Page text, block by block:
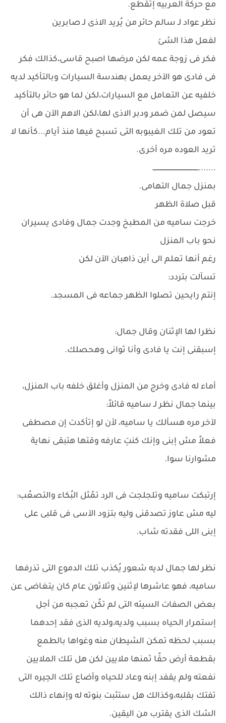
مع حركة العربيه إتقطع.
نظر عواد لـ سالم حائر من يُريد الاذى لـ صابرين
لفعل هذا الشئ
فكر فى زوجة عمه لكن مرضها اصبح قاسى،كذالك فكر
فى فادى هو الآخر يعمل بهندسة السيارات وبالتأكيد لديه
خلفيه عن التعامل مع السيارات،لكن لما هو حائر بالتأكيد
سيصل لمن ضمر ودبر الاذى لها،لكن الاهم الآن هى أن
تعود من تلك الغيبوبه التى تسبح فيها منذ أيام...كأنها لا
تريد العوده مره أخرى.
.......ـــــــــــــــــــــــــــــــــــــــــــــ
بمنزل جمال التهامى.
قبل صلاة الظهر
خرجت ساميه من المطبخ وجدت جمال وفادى يسيران
نحو باب المنزل
رغم أنها تعلم الى أين ذاهبان الآن لكن
تسآلت بتردد:
إنتم رايحين تصلوا الظهر جماعه فى المسجد.
نظرا لها الإثنان وقال جمال:
إسبقنى إنت يا فادى وأنا ثوانى وهحصلك.
أماء له فادى وخرج من المنزل وأغلق خلفه باب المنزل،
بينما جمال نظر لـ ساميه قائلاً:
لآخر مره هسألك يا ساميه، لأن لو إتأكدت إن مصطفى
فعلاً مش إبنى وإنك كنتِ عارفه وقتها هتبقى نهاية
مشوارنا سوا.
إرتبكت ساميه وتلجلجت فى الرد تمُثل البُكاء والتصعُب:
ليه مش عاوز تصدقنى وليه بتزود الآسى فى قلبى على
إبنى اللى فقدته شاب.
نظر لها جمال لديه شعور يُكذب تلك الدموع التى تذرفها
ساميه، فهو عاشرها لإثنين وثلاثون عام كان يتغاضى عن
بعض الصفات السيئه التى لم تكُن تعجبه من أجل
إستمرار الحياه بسبب ولديه،ولديه الذى فقد إحدهما
بسبب لحظه تمكن الشيطان منه وغواها بالطمع
بقطعة أرض حقًا ثمنها ملايين لكن هل تلك الملايين
نفعته ولم يقفد إبنه وعاد للحياه وأضاع تلك الحِيره التى
تفتك بقلبه،وكذالك هل ستثبت بنوته له وإنهاء ذالك
الشك الذى يقترب من اليقين.